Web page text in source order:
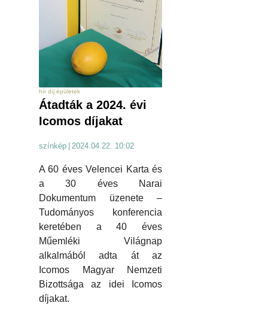
hír díj épületek
Átadták a 2024. évi
Icomos díjakat
színkép 2024.04.22. 10:02
A 60 éves Velencei Karta és
a 30 éves Narai
Dokumentum üzenete –
Tudományos konferencia
keretében a 40 éves
Műemléki Világnap
alkalmából adta át az
Icomos Magyar Nemzeti
Bizottsága az idei Icomos
díjakat.